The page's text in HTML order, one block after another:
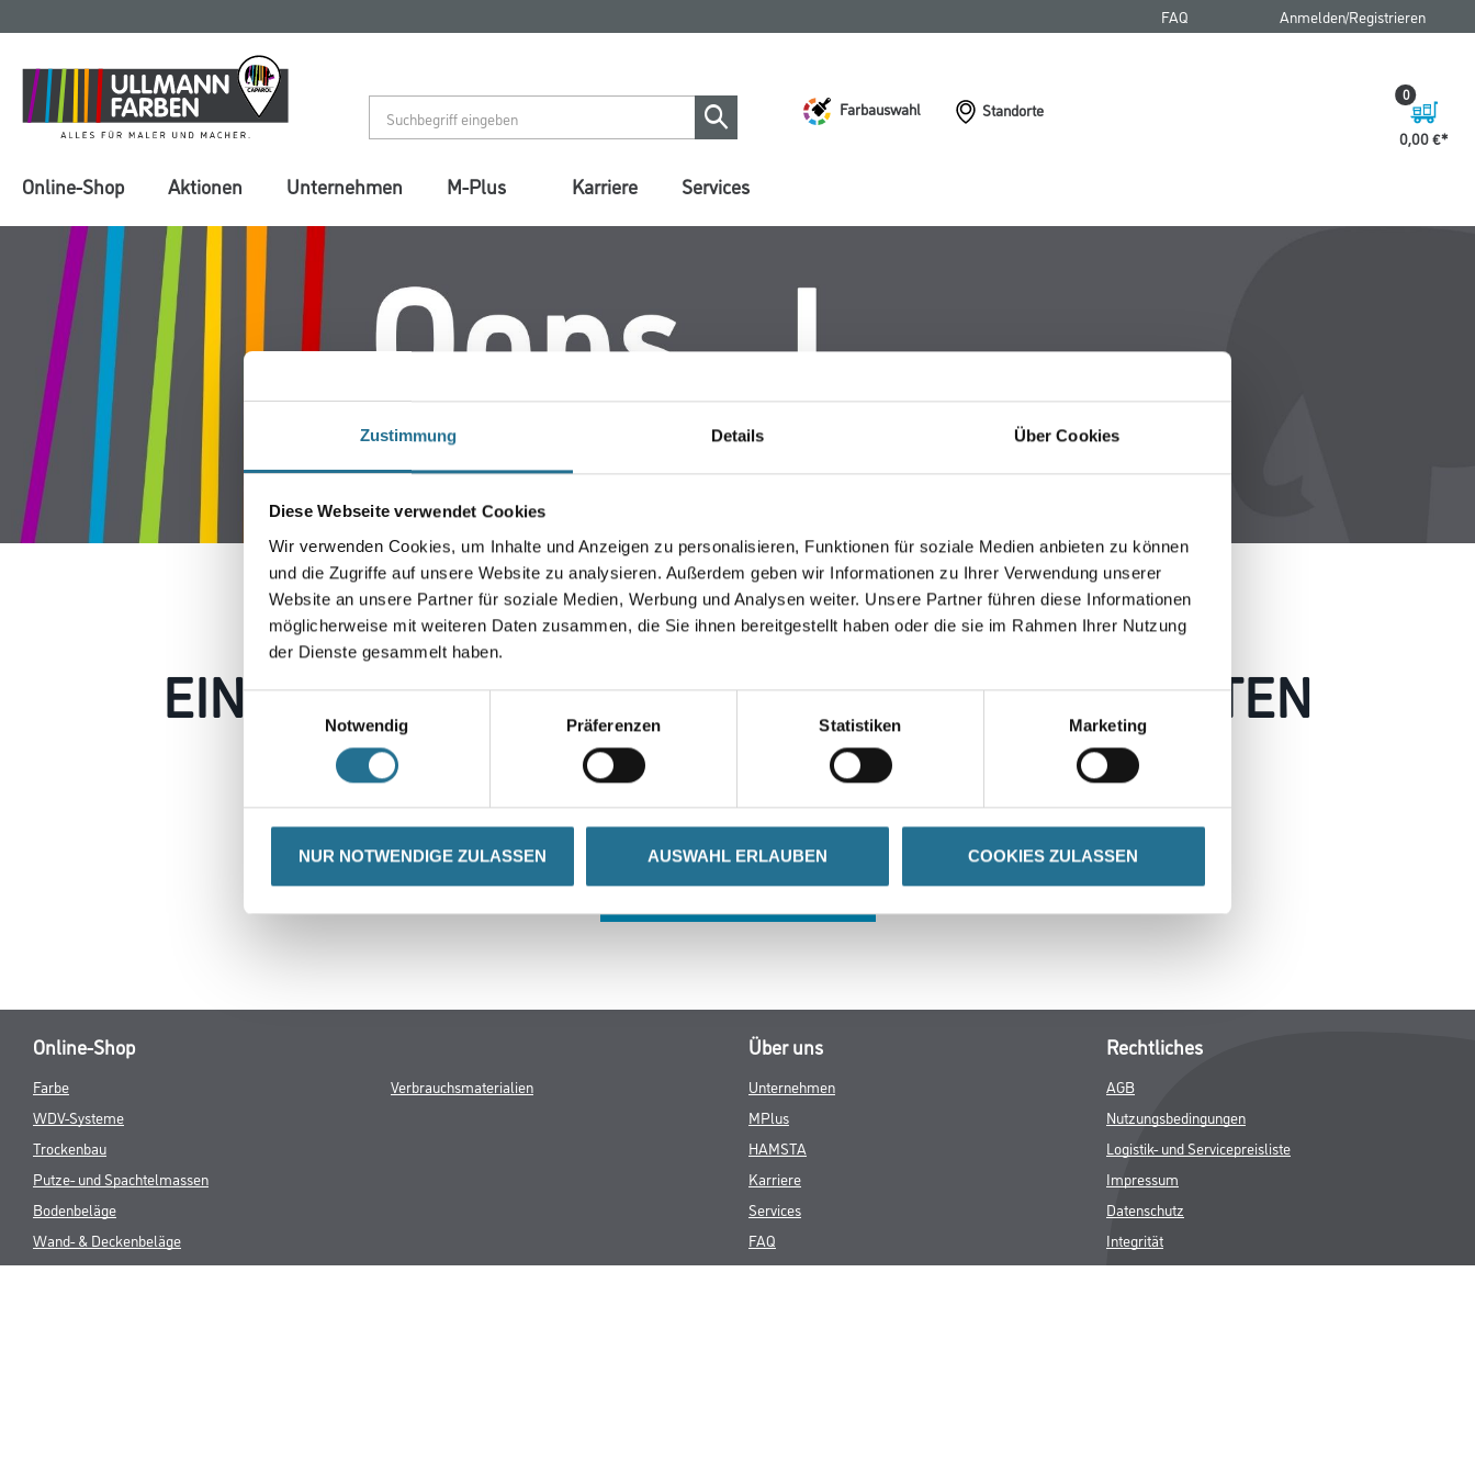
Zustimmung Details Über Cookies
Diese Webseite verwendet Cookies
Wir verwenden Cookies, um Inhalte und Anzeigen zu personalisieren, Funktionen für soziale Medien anbieten zu können
und die Zugriffe auf unsere Website zu analysieren. Außerdem geben wir Informationen zu Ihrer Verwendung unserer
Website an unsere Partner für soziale Medien, Werbung und Analysen weiter. Unsere Partner führen diese Informationen
möglicherweise mit weiteren Daten zusammen, die Sie ihnen bereitgestellt haben oder die sie im Rahmen Ihrer Nutzung
der Dienste gesammelt haben.
Notwendig
Präferenzen Statistiken Marketing
NUR NOTWENDIGE ZULASSEN AUSWAHL ERLAUBEN COOKIES ZULASSEN
springen
springen
FAQ Anmelden/Registrieren
Farbauswahl
Standorte
0,00 €
0
Online-Shop Aktionen Unternehmen M-Plus Karriere Services
EIN KLEINER ZWISCHENFALL IST AUFGETRETEN
Keine Sorge, wir pinseln schon an der Lösung und werden das Problem so schnell wie möglich beheben.
Erkunden Sie in der Zwischenzeit unseren Online-Shop und lassen Sie sich inspirieren.
Online-Shop
Farbe
WDV-Systeme
Trockenbau
Putze- und Spachtelmassen
Bodenbeläge
Wand- & Deckenbeläge
Werkzeug & Maschinen
Verbrauchsmaterialien
Über uns
Unternehmen
MPlus
HAMSTA
Karriere
Services
FAQ
Rechtliches
AGB
Nutzungsbedingungen
Logistik- und Servicepreisliste
Impressum
Datenschutz
Integrität
Kontakt